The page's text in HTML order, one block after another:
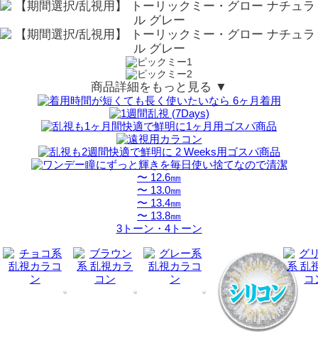
商品詳細をもっと見る ▼
〜 12.6㎜
〜 13.0㎜
〜 13.4㎜
〜 13.8㎜
3トーン・4トーン